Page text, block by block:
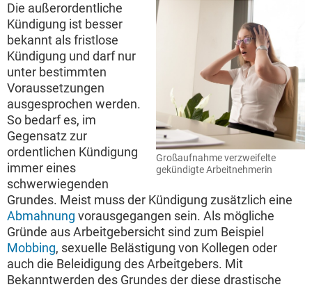
Großaufnahme verzweifelte
gekündigte Arbeitnehmerin
Die außerordentliche
Kündigung ist besser
bekannt als fristlose
Kündigung und darf nur
unter bestimmten
Voraussetzungen
ausgesprochen werden.
So bedarf es, im
Gegensatz zur
ordentlichen Kündigung
immer eines
schwerwiegenden
Grundes. Meist muss der Kündigung zusätzlich eine
Abmahnung vorausgegangen sein. Als mögliche
Gründe aus Arbeitgebersicht sind zum Beispiel
Mobbing, sexuelle Belästigung von Kollegen oder
auch die Beleidigung des Arbeitgebers. Mit
Bekanntwerden des Grundes der diese drastische